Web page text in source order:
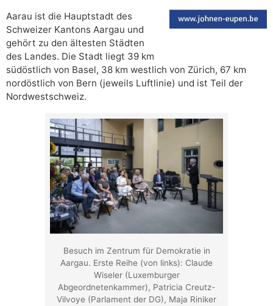
Aarau ist die Hauptstadt des
Schweizer Kantons Aargau und
gehört zu den ältesten Städten
des Landes. Die Stadt liegt 39 km
südöstlich von Basel, 38 km westlich von Zürich, 67 km
nordöstlich von Bern (jeweils Luftlinie) und ist Teil der
Nordwestschweiz.
Besuch im Zentrum für Demokratie in
Aargau. Erste Reihe (von links): Claude
Wiseler (Luxemburger
Abgeordnetenkammer), Patricia Creutz-
Vilvoye (Parlament der DG), Maja Riniker